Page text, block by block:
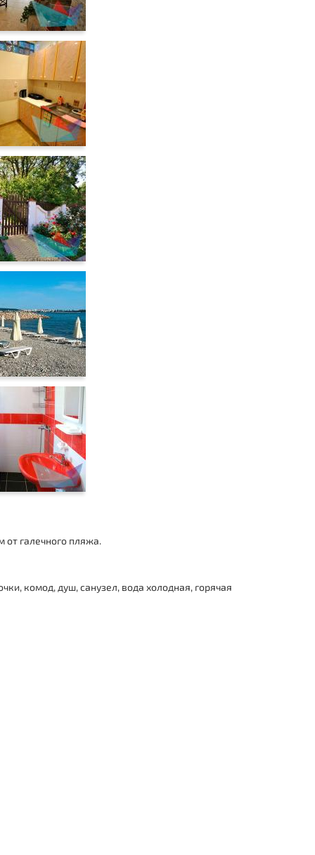
от галечного пляжа.
комод, душ, санузел, вода холодная, горячая